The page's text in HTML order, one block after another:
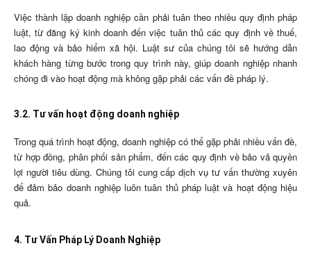
Việc thành lập doanh nghiệp cần phải tuân theo nhiều quy định pháp
luật, từ đăng ký kinh doanh đến việc tuân thủ các quy định về thuế,
lao động và bảo hiểm xã hội. Luật sư của chúng tôi sẽ hướng dẫn
khách hàng từng bước trong quy trình này, giúp doanh nghiệp nhanh
chóng đi vào hoạt động mà không gặp phải các vấn đề pháp lý.
3.2. Tư vấn hoạt động doanh nghiệp
Trong quá trình hoạt động, doanh nghiệp có thể gặp phải nhiều vấn đề,
từ hợp đồng, phân phối sản phẩm, đến các quy định về bảo vả quyền
lợi người tiêu dùng. Chúng tôi cung cấp dịch vụ tư vấn thường xuyên
để đảm bảo doanh nghiệp luôn tuân thủ pháp luật và hoạt động hiệu
quả.
4. Tư Vấn Pháp Lý Doanh Nghiệp